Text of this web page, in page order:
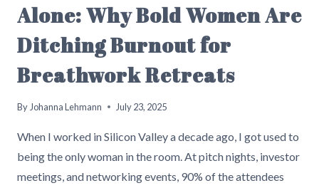
Alone: Why Bold Women Are
Ditching Burnout for
Breathwork Retreats
By Johanna Lehmann July 23, 2025
When I worked in Silicon Valley a decade ago, I got used to
being the only woman in the room. At pitch nights, investor
meetings, and networking events, 90% of the attendees